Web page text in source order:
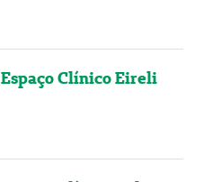
Clínico Eireli